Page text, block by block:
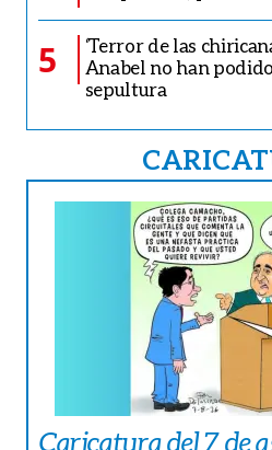
5
‘Terror de las
Anabel no han
sepultura
Caricatura del 7 de